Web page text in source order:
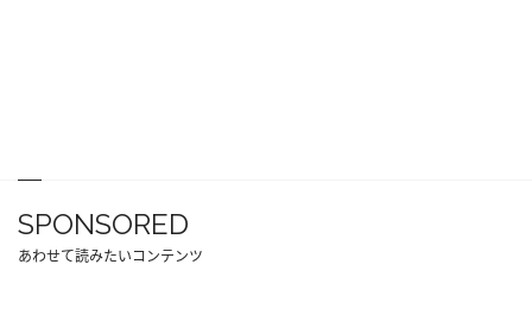
SPONSORED
あわせて読みたいコンテンツ